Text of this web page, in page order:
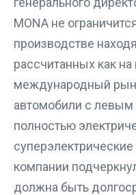
MONA не
производстве
рассчитанных как на
международный
автомобили с
полностью
компании
должна быть